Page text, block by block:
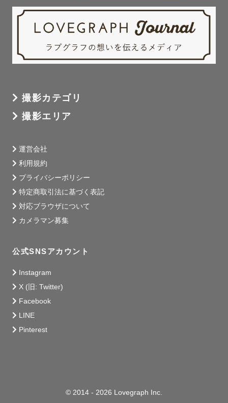
撮影カテゴリ
撮影エリア
運営会社
利用規約
プライバシーポリシー
特定商取引法に基づく表記
対応ブラウザについて
カメラマン募集
公式SNSアカウント
Instagram
X (旧: Twitter)
Facebook
LINE
Pinterest
© 2014 - 2026 Lovegraph Inc.